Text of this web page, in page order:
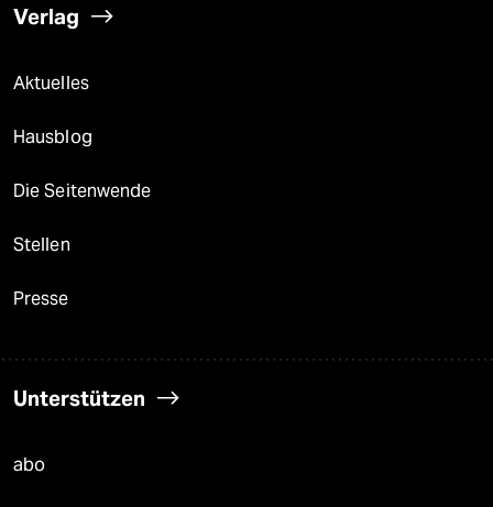
Verlag
Aktuelles
Hausblog
Die Seitenwende
Stellen
Presse
Unterstützen
abo